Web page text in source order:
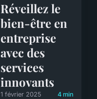
Réveillez le
bien-être en
entreprise
avec des
services
innovants
1 février 2025 4 min